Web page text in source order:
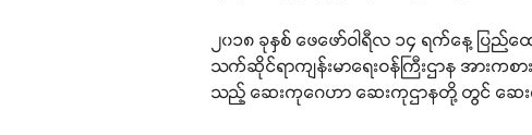
၂၀၁၈ ခုနှစ် ဖေဖော်ဝါရီလ ၁၄ ရက်နေ့ ပြ
သက်ဆိုင်ရာကျန်းမာရေးဝန်ကြီးဌာန အာ
သည့် ဆေးကုဂေဟာ ဆေးကုဌာနတို့ တွင် ဆေ